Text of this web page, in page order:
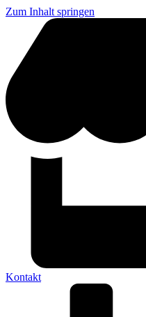
Zum Inhalt springen
Kontakt